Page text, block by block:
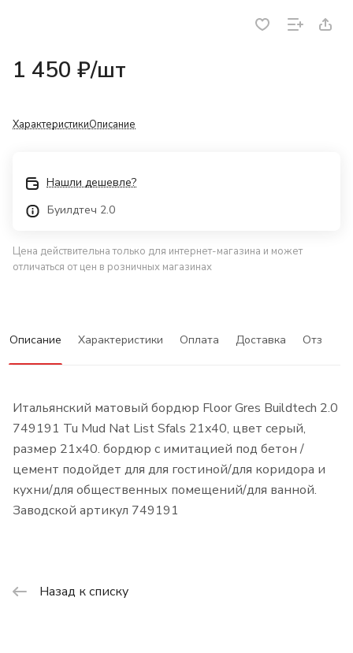
1 450 ₽/шт
ХарактеристикиОписание
Нашли дешевле?
Буилдтеч 2.0
Цена действительна только для интернет-магазина и может
отличаться от цен в розничных магазинах
Описание Характеристики Оплата Доставка Отзывы
Итальянский матовый бордюр Floor Gres Buildtech 2.0
749191 Tu Mud Nat List Sfals 21x40, цвет серый,
размер 21x40. бордюр с имитацией под бетон /
цемент подойдет для для гостиной/для коридора и
кухни/для общественных помещений/для ванной.
Заводской артикул 749191
Назад к списку